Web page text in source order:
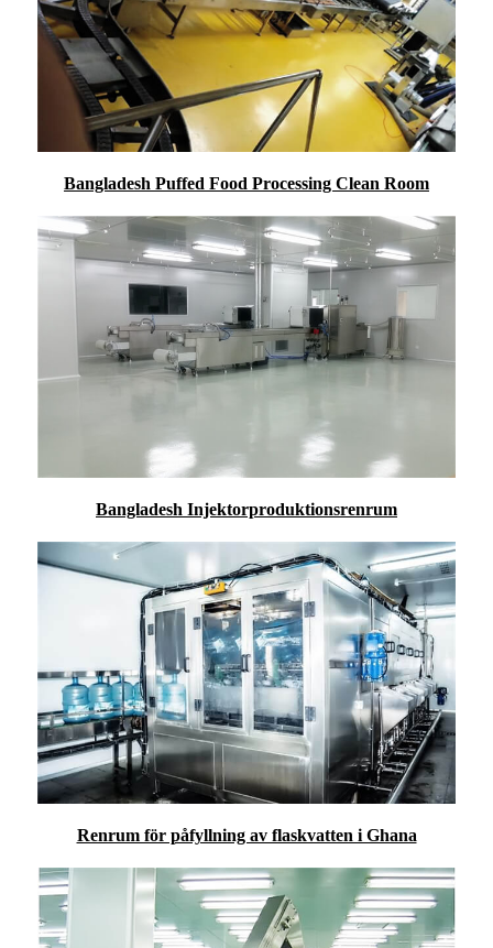
Bangladesh Puffed Food Processing Clean Room
Bangladesh Injektorproduktionsrenrum
Renrum för påfyllning av flaskvatten i Ghana